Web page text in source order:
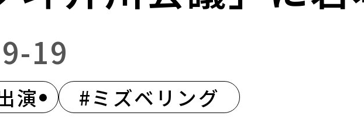
19
演 #ミズベリング